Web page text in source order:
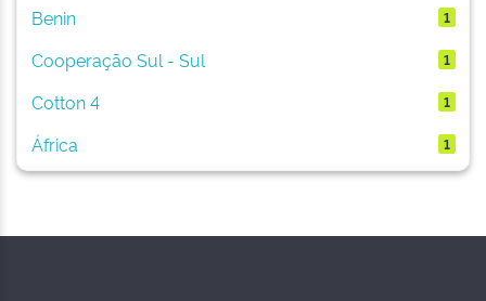
Benin
1
Cooperação Sul - Sul 1
Cotton 4 1
África 1